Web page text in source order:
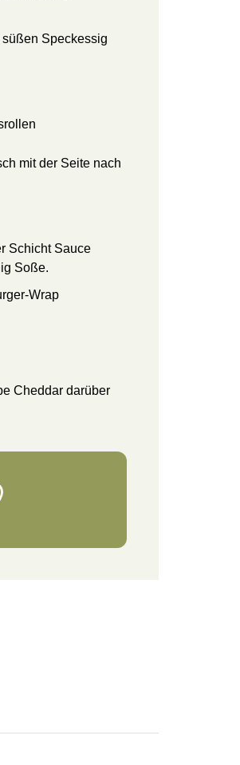
Speckessig
mit der Seite nach
Schicht Sauce
Soße.
Wrap
Cheddar darüber